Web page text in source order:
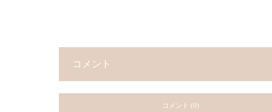
コメント
コメント (0)